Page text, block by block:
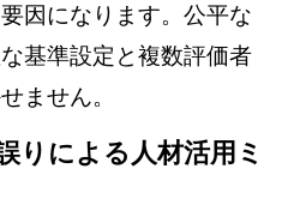
因になります。公平な
基準設定と複数評価者
ません。
りによる人材活用ミ